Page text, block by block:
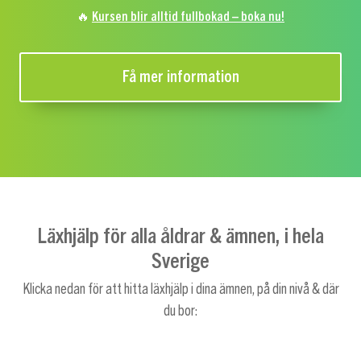
🔥 Kursen blir alltid fullbokad – boka nu!
Få mer information
Läxhjälp för alla åldrar & ämnen, i hela
Sverige
Klicka nedan för att hitta läxhjälp i dina ämnen, på din nivå & där
du bor: